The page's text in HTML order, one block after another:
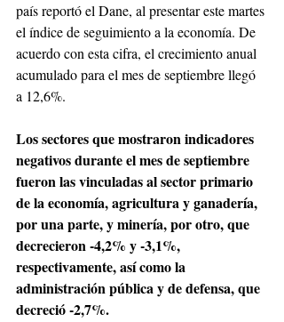
país reportó el Dane, al presentar este martes
el índice de seguimiento a la economía. De
acuerdo con esta cifra, el crecimiento anual
acumulado para el mes de septiembre llegó
a 12,6%.
Los sectores que mostraron indicadores
negativos durante el mes de septiembre
fueron las vinculadas al sector primario
de la economía, agricultura y ganadería,
por una parte, y minería, por otro, que
decrecieron -4,2% y -3,1%,
respectivamente, así como la
administración pública y de defensa, que
decreció -2,7%.